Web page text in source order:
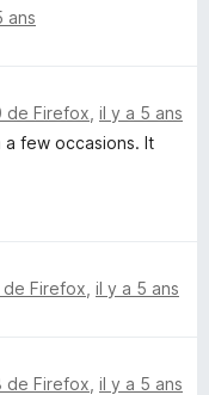
ans
de Firefox il y a 5 ans
few occasions. It
de Firefox il y a 5 ans
de Firefox il y a 5 ans